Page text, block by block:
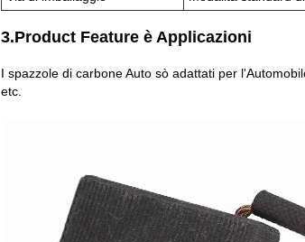
3.Product Feature è Applicazioni
I spazzole di carbone Auto sò adattati per
etc.